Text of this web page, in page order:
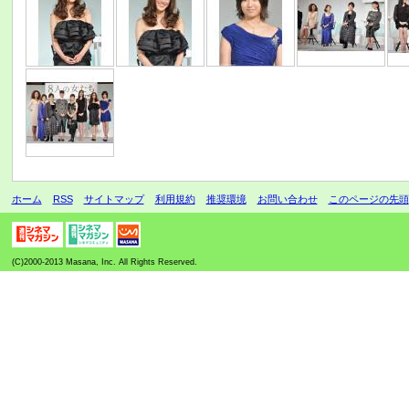
ホーム RSS サイトマップ 利用規約 推奨環境 お問い合わせ このページの先頭
(C)2000-2013 Masana, Inc. All Rights Reserved.